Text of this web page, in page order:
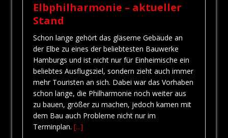
Elbphilharmonie – aktueller
Stand
Schon lange gehört das gläserne Gebäude an
der Elbe zu eines der beliebtesten Bauwerke
Hamburgs und ist nicht nur für Einheimische ein
beliebtes Ausflugsziel, sondern zieht auch immer
mehr Touristen an sich. Dabei war das Vorhaben
schon lange, die Philharmonie noch weiter aus
zu bauen, größer zu machen, jedoch kamen mit
dem Bau auch Probleme nicht nur im
Terminplan. [...]